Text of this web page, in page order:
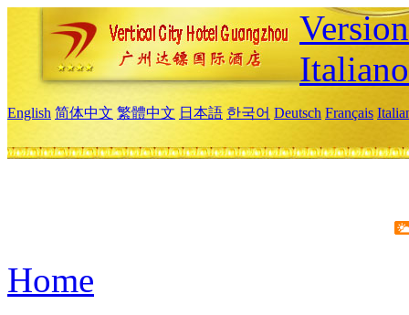
Italiano
English 简体中文 繁體中文 日本語 한국어 Deutsch Français
Home